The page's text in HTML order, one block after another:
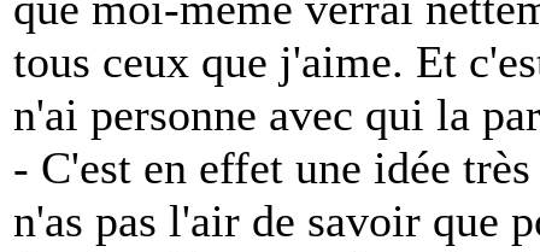
tous ceux que j'aime. Et
n'ai personne avec qui la
- C'est en effet une idée
n'as pas l'air de savoir que